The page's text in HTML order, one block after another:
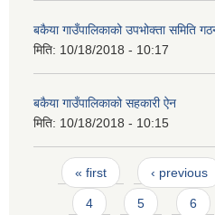
बकैया गाउँपालिकाको उपभोक्ता समिति
मिति: 10/18/2018 - 10:17
बकैया गाउँपालिकाको सहकारी ऐन
मिति: 10/18/2018 - 10:15
Pages
« first ‹ previous
4 5 6